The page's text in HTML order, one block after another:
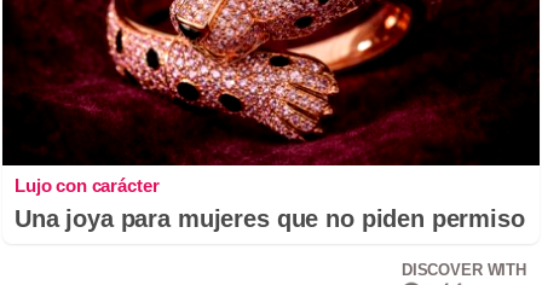
Lujo con carácter
Una joya para mujeres que no piden permiso
DISCOVER WITH